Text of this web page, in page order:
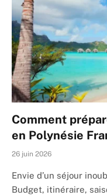
Comment
en Polynésie
26 juin 2026
Envie d’un séjour
Budget, itinéraire,